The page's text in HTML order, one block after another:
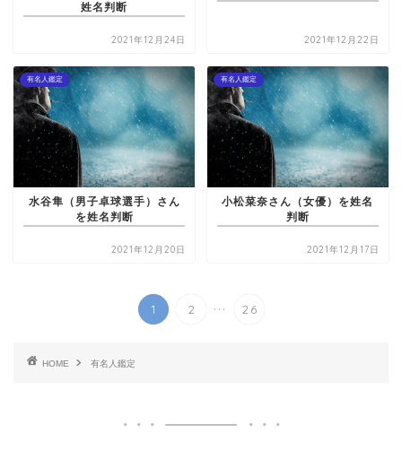
姓名判断
2021年12月24日 2021年12月22日
有名人鑑定
水谷隼（男子卓球選手）さん
を姓名判断
2021年12月20日
有名人鑑定
小松菜奈さん（女優）を姓名
判断
2021年12月17日
1 2 ... 26
HOME 有名人鑑定